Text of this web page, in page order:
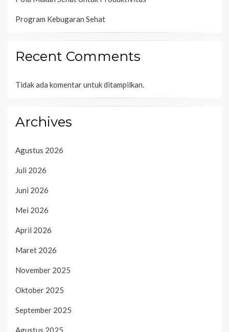
Program Kebugaran Sehat
Recent Comments
Tidak ada komentar untuk ditampilkan.
Archives
Agustus 2026
Juli 2026
Juni 2026
Mei 2026
April 2026
Maret 2026
November 2025
Oktober 2025
September 2025